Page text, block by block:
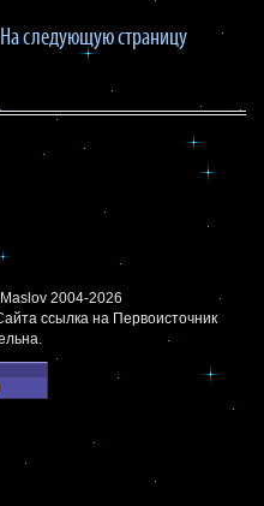
На следующую страницу
2004-2026
ссылка на Первоисточник